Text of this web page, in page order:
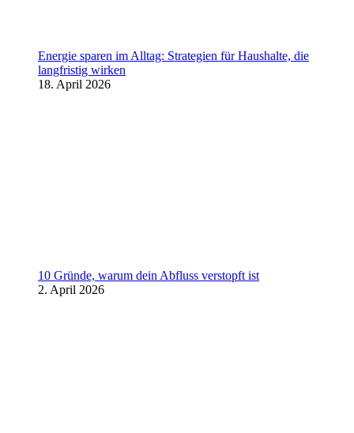
Energie sparen im Alltag: Strategien für Haushalte, die
langfristig wirken
18. April 2026
10 Gründe, warum dein Abfluss verstopft ist
2. April 2026